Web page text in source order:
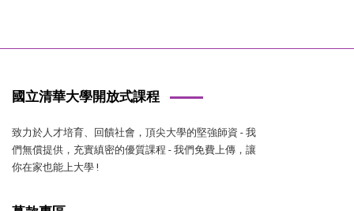
國立清華大學開放式課程
致力於人才培育、回饋社會，頂尖大學的堅強師資 - 我
們無償提供，充實縝密的優質課程 - 我們免費上傳，讓
你在家也能上大學 !